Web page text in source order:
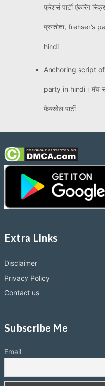
फ्रेशर्स पार्टी एंकरिंग
प्रस्तोता, frehser’s
hindi
Anchoring script
party in hindi। मंच
फेयरवेल पार्टी
Extra Links
Disclaimer
Privacy Policy
Contact us
Subscribe Me
Email